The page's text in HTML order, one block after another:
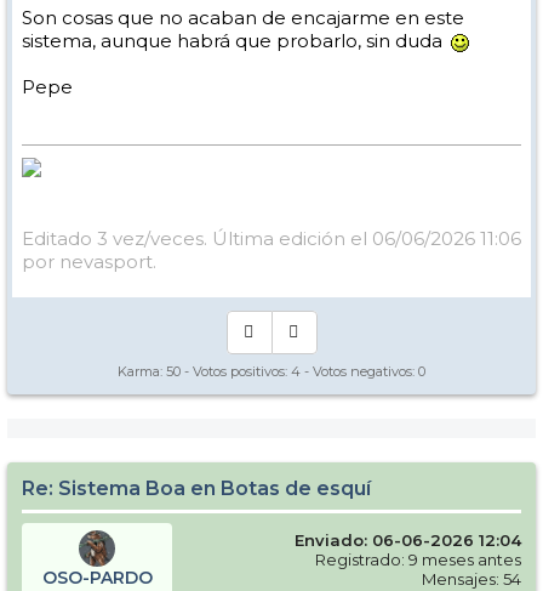
Son cosas que no acaban de encajarme en este
sistema, aunque habrá que probarlo, sin duda
Pepe
Editado 3 vez/veces. Última edición el 06/06/2026 11:06
por nevasport.
Karma: 50 - Votos positivos: 4 - Votos negativos: 0
Re: Sistema Boa en Botas de esquí
OSO-PARDO
Enviado: 06-06-2026 12:04
Registrado: 9 meses antes
Mensajes: 54